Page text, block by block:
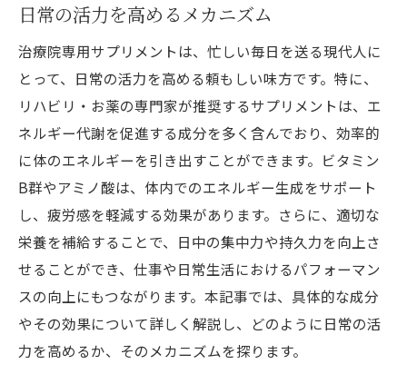
日常の活力を高めるメカニズム
治療院専用サプリメントは、忙しい毎日を送る現代人に
とって、日常の活力を高める頼もしい味方です。特に、
リハビリ・お薬の専門家が推奨するサプリメントは、エ
ネルギー代謝を促進する成分を多く含んでおり、効率的
に体のエネルギーを引き出すことができます。ビタミン
B群やアミノ酸は、体内でのエネルギー生成をサポート
し、疲労感を軽減する効果があります。さらに、適切な
栄養を補給することで、日中の集中力や持久力を向上さ
せることができ、仕事や日常生活におけるパフォーマン
スの向上にもつながります。本記事では、具体的な成分
やその効果について詳しく解説し、どのように日常の活
力を高めるか、そのメカニズムを探ります。